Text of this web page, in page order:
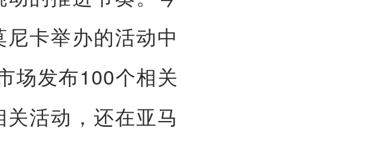
卡举办的活动中
场发布100个相关
活动，还在亚马